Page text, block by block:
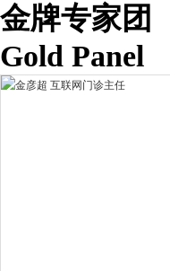
金牌专家团
Gold Panel